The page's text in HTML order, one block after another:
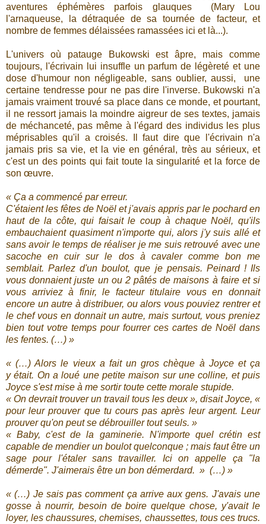
aventures éphémères parfois glauques (Mary Lou
l'arnaqueuse, la détraquée de sa tournée de facteur, et
nombre de femmes délaissées ramassées ici et là...).
L'univers où patauge Bukowski est âpre, mais comme
toujours, l'écrivain lui insuffle un parfum de légèreté et une
dose d'humour non négligeable, sans oublier, aussi, une
certaine tendresse pour ne pas dire l'inverse. Bukowski n'a
jamais vraiment trouvé sa place dans ce monde, et pourtant,
il ne ressort jamais la moindre aigreur de ses textes, jamais
de méchanceté, pas même à l'égard des individus les plus
méprisables qu'il a croisés. Il faut dire que l'écrivain n'a
jamais pris sa vie, et la vie en général, très au sérieux, et
c'est un des points qui fait toute la singularité et la force de
son œuvre.
« Ça a commencé par erreur.
C'étaient les fêtes de Noël et j'avais appris par le pochard en
haut de la côte, qui faisait le coup à chaque Noël, qu'ils
embauchaient quasiment n'importe qui, alors j'y suis allé et
sans avoir le temps de réaliser je me suis retrouvé avec une
sacoche en cuir sur le dos à cavaler comme bon me
semblait. Parlez d'un boulot, que je pensais. Peinard ! Ils
vous donnaient juste un ou 2 pâtés de maisons à faire et si
vous arriviez à finir, le facteur titulaire vous en donnait
encore un autre à distribuer, ou alors vous pouviez rentrer et
le chef vous en donnait un autre, mais surtout, vous preniez
bien tout votre temps pour fourrer ces cartes de Noël dans
les fentes. (…) »
« (…) Alors le vieux a fait un gros chèque à Joyce et ça
y était. On a loué une petite maison sur une colline, et puis
Joyce s'est mise à me sortir toute cette morale stupide.
« On devrait trouver un travail tous les deux », disait Joyce, «
pour leur prouver que tu cours pas après leur argent. Leur
prouver qu'on peut se débrouiller tout seuls. »
« Baby, c'est de la gaminerie. N'importe quel crétin est
capable de mendier un boulot quelconque ; mais faut être un
sage pour l'étaler sans travailler. Ici on appelle ça "la
démerde". J'aimerais être un bon démerdard. » (…) »
« (…) Je sais pas comment ça arrive aux gens. J'avais une
gosse à nourrir, besoin de boire quelque chose, y'avait le
loyer, les chaussures, chemises, chaussettes, tous ces trucs.